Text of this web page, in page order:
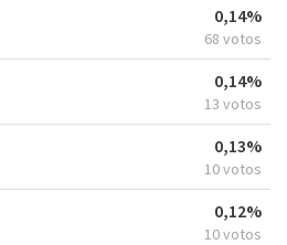
0,14%
68 votos
0,14%
13 votos
0,13%
10 votos
0,12%
10 votos